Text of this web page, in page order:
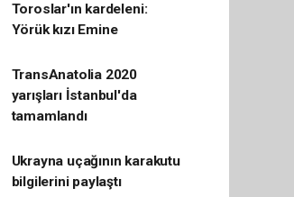
Toroslar'ın kardeleni:
Yörük kızı Emine
TransAnatolia 2020
yarışları İstanbul'da
tamamlandı
Ukrayna uçağının karakutu
bilgilerini paylaştı